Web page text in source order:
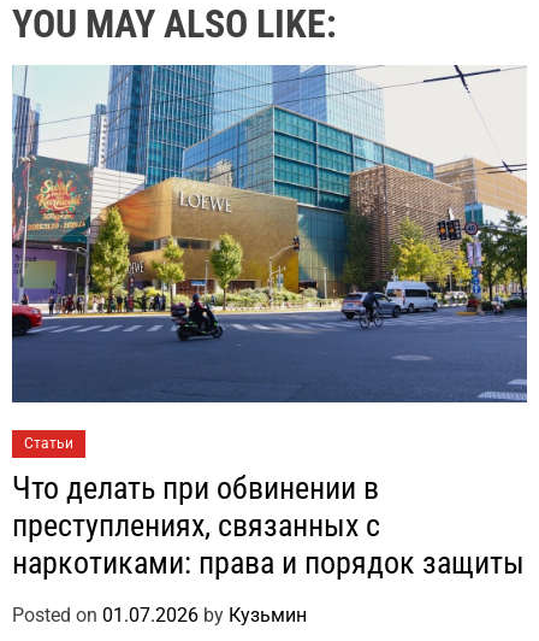
YOU MAY ALSO LIKE:
Статьи
Что делать при обвинении в
преступлениях, связанных с
наркотиками: права и порядок защиты
Posted on 01.07.2026 by Кузьмин